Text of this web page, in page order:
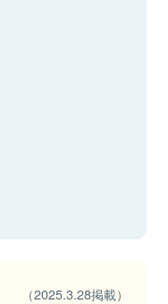
（2025.3.28掲載）